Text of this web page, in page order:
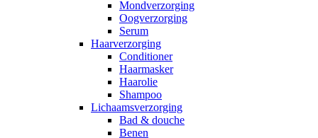
Mondverzorging
Oogverzorging
Serum
Haarverzorging
Conditioner
Haarmasker
Haarolie
Shampoo
Lichaamsverzorging
Bad & douche
Benen